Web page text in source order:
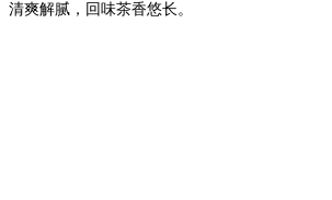
清爽解腻，回味茶香悠长。